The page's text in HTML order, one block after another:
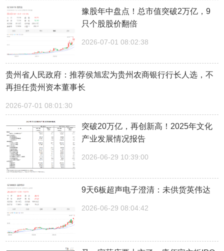
豫股年中盘点！总市值突破2万亿，9
只个股股价翻倍
2026-07-01 08:02:38
贵州省人民政府：推荐侯旭宏为贵州农商银行行长人选，不
再担任贵州资本董事长
2026-07-01 08:01:30
突破20万亿，再创新高！2025年文化
产业发展情况报告
2026-06-29 10:39:00
9天6板超声电子澄清：未供货英伟达
2026-06-29 08:04:42